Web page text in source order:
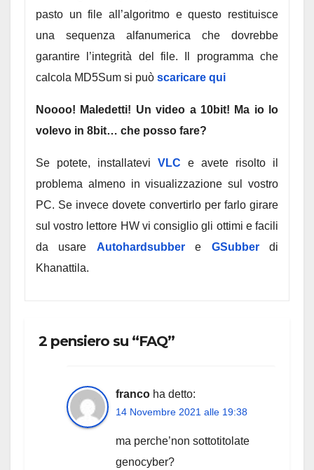
pasto un file all’algoritmo e questo restituisce
una sequenza alfanumerica che dovrebbe
garantire l’integrità del file. Il programma che
calcola MD5Sum si può scaricare qui
Noooo! Maledetti! Un video a 10bit! Ma io lo
volevo in 8bit… che posso fare?
Se potete, installatevi VLC e avete risolto il
problema almeno in visualizzazione sul vostro
PC. Se invece dovete convertirlo per farlo girare
sul vostro lettore HW vi consiglio gli ottimi e facili
da usare Autohardsubbere GSubberdi
Khanattila.
2 pensiero su “FAQ”
franco ha detto:
14 Novembre 2021 alle 19:38
ma perche’non sottotitolate
genocyber?